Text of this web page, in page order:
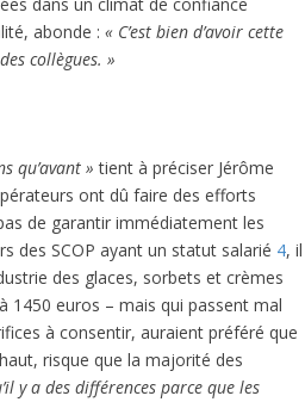
abonde :« C’est bien d’avoir cette
collègues. »
qu’avant » tient à préciser Jérôme
ont dû faire des efforts
de garantir immédiatement les
des SCOP ayant un statut salarié 4, il
des glaces, sorbets et crèmes
1450 euros – mais qui passent mal
à consentir, auraient préféré que
risque que la majorité des
y a des différences parce que les